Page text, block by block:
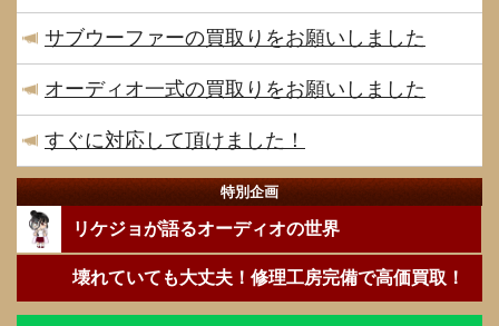
サブウーファーの買取りをお願いしました
オーディオ一式の買取りをお願いしました
すぐに対応して頂けました！
特別企画
リケジョが語るオーディオの世界
壊れていても大丈夫！修理工房完備で高価買取！